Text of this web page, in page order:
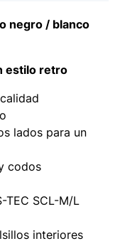
negro / blanco
estilo retro
lados para un
codos
TEC SCL-M/L
interiores